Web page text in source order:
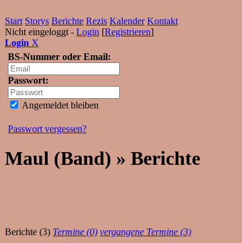
Start Storys Berichte Rezis Kalender Kontakt
Nicht eingeloggt - Login [Registrieren]
Login X
BS-Nummer oder Email:
Passwort:
Angemeldet bleiben
Passwort vergessen?
Maul (Band) » Berichte
Berichte (3) Termine (0) vergangene Termine (3)